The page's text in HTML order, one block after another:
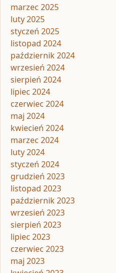
marzec 2025
luty 2025
styczeń 2025
listopad 2024
październik 2024
wrzesień 2024
sierpień 2024
lipiec 2024
czerwiec 2024
maj 2024
kwiecień 2024
marzec 2024
luty 2024
styczeń 2024
grudzień 2023
listopad 2023
październik 2023
wrzesień 2023
sierpień 2023
lipiec 2023
czerwiec 2023
maj 2023